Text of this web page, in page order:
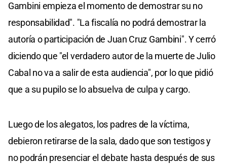
Gambini empieza el momento de demostrar su no
responsabilidad". "La fiscalía no podrá demostrar la
autoría o participación de Juan Cruz Gambini". Y cerró
diciendo que "el verdadero autor de la muerte de Julio
Cabal no va a salir de esta audiencia", por lo que pidió
que a su pupilo se lo absuelva de culpa y cargo.
Luego de los alegatos, los padres de la víctima,
debieron retirarse de la sala, dado que son testigos y
no podrán presenciar el debate hasta después de sus